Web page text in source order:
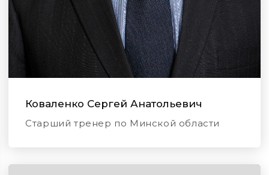
Коваленко Сергей Анатольевич
Старший тренер по Минской области